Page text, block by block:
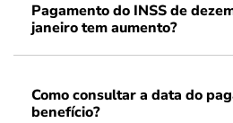
Pagamento do INSS de
janeiro tem aumento?
Como consultar a data do
benefício?